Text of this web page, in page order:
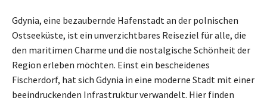
Gdynia, eine bezaubernde Hafenstadt an der polnischen
Ostseeküste, ist ein unverzichtbares Reiseziel für alle, die
den maritimen Charme und die nostalgische Schönheit der
Region erleben möchten. Einst ein bescheidenes
Fischerdorf, hat sich Gdynia in eine moderne Stadt mit einer
beeindruckenden Infrastruktur verwandelt. Hier finden